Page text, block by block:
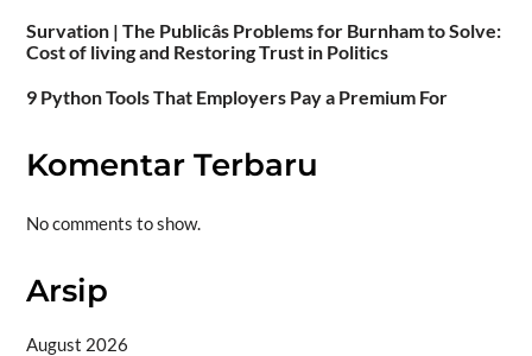
Survation | The Publicâs Problems for Burnham to Solve:
Cost of living and Restoring Trust in Politics
9 Python Tools That Employers Pay a Premium For
Komentar Terbaru
No comments to show.
Arsip
August 2026